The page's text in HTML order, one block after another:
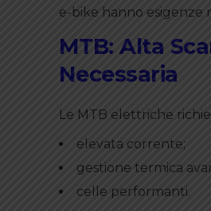
e-bike hanno esigenze
MTB: Alta
Necessaria
Le MTB elettriche
elevata corrente;
gestione termica
celle performanti.